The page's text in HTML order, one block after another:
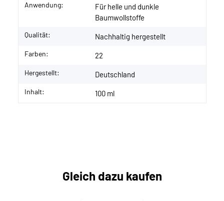
Anwendung:
Für helle und dunkle
Baumwollstoffe
Qualität: Nachhaltig hergestellt
Farben: 22
Hergestellt: Deutschland
Inhalt: 100 ml
Gleich dazu kaufen